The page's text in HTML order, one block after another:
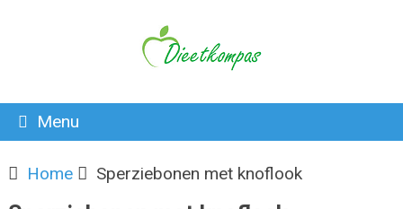
Menu
Home Sperziebonen met knoflook